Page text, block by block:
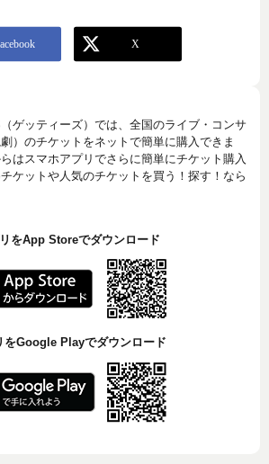
ゲッティーズ）では、全国のライブ・コンサ
）のチケットをネットで簡単に購入できま
はスマホアプリでさらに簡単にチケット購入
ケットや人気のチケットを買う！探す！なら
をApp Storeでダウンロード
をGoogle Playでダウンロード